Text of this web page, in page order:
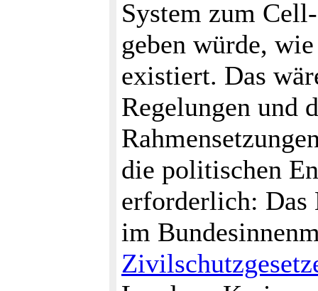
System zum
geben würde,
existiert. Das
Regelungen und
die politischen
erforderlich: Das
im